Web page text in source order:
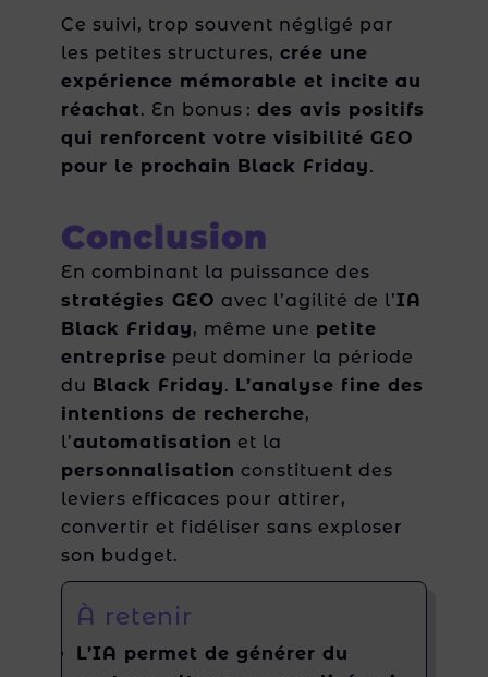
Ce suivi, trop souvent négligé par
les petites structures, crée une
expérience mémorable et incite au
réachat. En bonus : des avis positifs
qui renforcent votre visibilité GEO
pour le prochain Black Friday.
Conclusion
En combinant la puissance des
stratégies GEO avec l’agilité de l’IA
Black Friday, même une petite
entreprise peut dominer la période
du Black Friday. L’analyse fine des
intentions de recherche,
l’automatisation et la
personnalisation constituent des
leviers efficaces pour attirer,
convertir et fidéliser sans exploser
son budget.
À retenir
L’IA permet de générer du